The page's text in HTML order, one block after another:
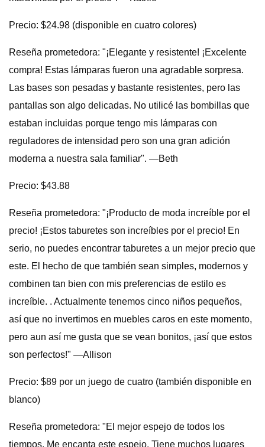
Precio: $24.98 (disponible en cuatro colores)
Reseña prometedora: "¡Elegante y resistente! ¡Excelente
compra! Estas lámparas fueron una agradable sorpresa.
Las bases son pesadas y bastante resistentes, pero las
pantallas son algo delicadas. No utilicé las bombillas que
estaban incluidas porque tengo mis lámparas con
reguladores de intensidad pero son una gran adición
moderna a nuestra sala familiar". —Beth
Precio: $43.88
Reseña prometedora: "¡Producto de moda increíble por el
precio! ¡Estos taburetes son increíbles por el precio! En
serio, no puedes encontrar taburetes a un mejor precio que
este. El hecho de que también sean simples, modernos y
combinen tan bien con mis preferencias de estilo es
increíble. . Actualmente tenemos cinco niños pequeños,
así que no invertimos en muebles caros en este momento,
pero aun así me gusta que se vean bonitos, ¡así que estos
son perfectos!" —Allison
Precio: $89 por un juego de cuatro (también disponible en
blanco)
Reseña prometedora: "El mejor espejo de todos los
tiempos. Me encanta este espejo. Tiene muchos lugares